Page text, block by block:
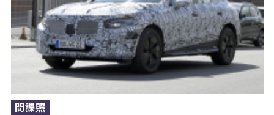
間諜照